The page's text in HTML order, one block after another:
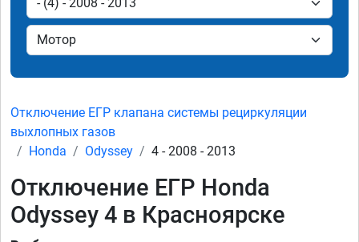
Отключение ЕГР клапана системы рециркуляции
выхлопных газов
Honda
Odyssey 4 - 2008 - 2013
Отключение ЕГР Honda
Odyssey 4 в Красноярске